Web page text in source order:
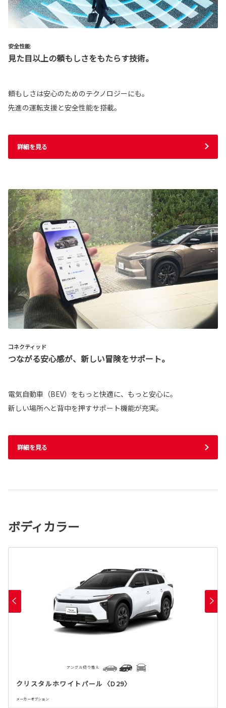
安全性能
見た目以上の頼もしさをもたらす技術。
頼もしさは安心のためのテクノロジーにも。
先進の運転支援と安全性能を搭載。
詳細を見る
コネクティッド
つながる安心感が、新しい冒険をサポート。
電気自動車（BEV）をもっと快適に、もっと安心に。
新しい場所へと背中を押すサポート機能が充実。
詳細を見る
ボディカラー
クリスタルホワイトパール〈D29〉
メーカーオプション
アングル切り替え